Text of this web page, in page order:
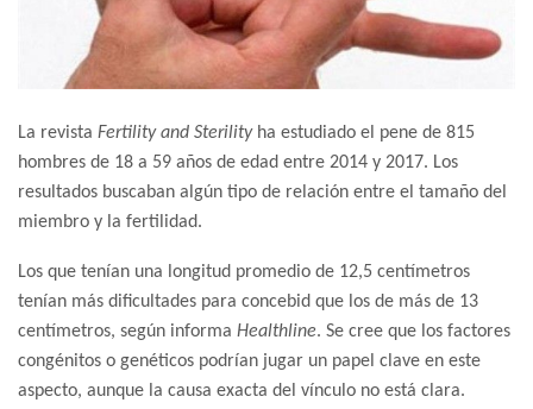
La revista Fertility and Sterilityha estudiado el pene de 815
hombres de 18 a 59 años de edad entre 2014 y 2017. Los
resultados buscaban algún tipo de relación entre el tamaño del
miembro y la fertilidad.
Los que tenían una longitud promedio de 12,5 centímetros
tenían más dificultades para concebid que los de más de 13
centímetros, según informa Healthline. Se cree que los factores
congénitos o genéticos podrían jugar un papel clave en este
aspecto, aunque la causa exacta del vínculo no está clara.